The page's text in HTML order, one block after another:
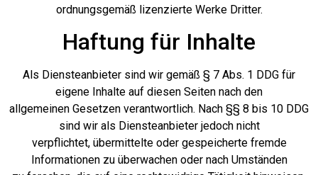
ordnungsgemäß lizenzierte Werke Dritter.
Haftung für Inhalte
Als Diensteanbieter sind wir gemäß § 7 Abs. 1 DDG für
eigene Inhalte auf diesen Seiten nach den
allgemeinen Gesetzen verantwortlich. Nach §§ 8 bis 10 DDG
sind wir als Diensteanbieter jedoch nicht
verpflichtet, übermittelte oder gespeicherte fremde
Informationen zu überwachen oder nach Umständen